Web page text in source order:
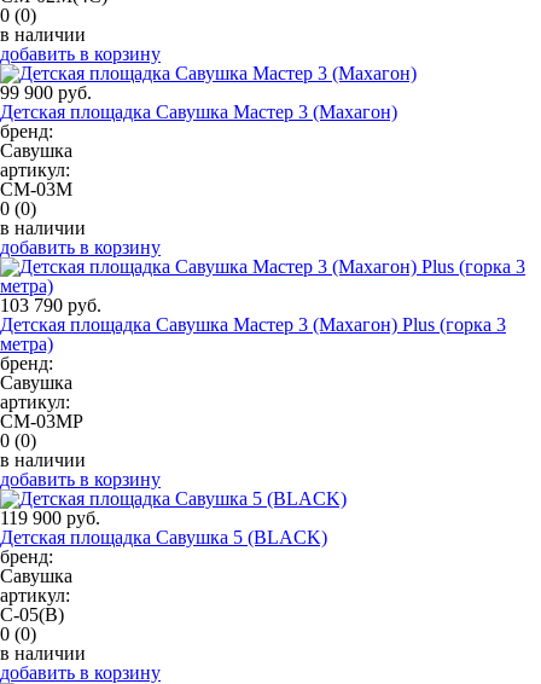
0 (0)
в наличии
добавить в корзину
99 900 руб.
Детская площадка Савушка Мастер 3 (Махагон)
бренд:
Савушка
артикул:
СМ-03М
0 (0)
в наличии
добавить в корзину
103 790 руб.
Детская площадка Савушка Мастер 3 (Махагон) Plus (горка 3
метра)
бренд:
Савушка
артикул:
СМ-03МР
0 (0)
в наличии
добавить в корзину
119 900 руб.
Детская площадка Савушка 5 (BLACK)
бренд:
Савушка
артикул:
С-05(В)
0 (0)
в наличии
добавить в корзину